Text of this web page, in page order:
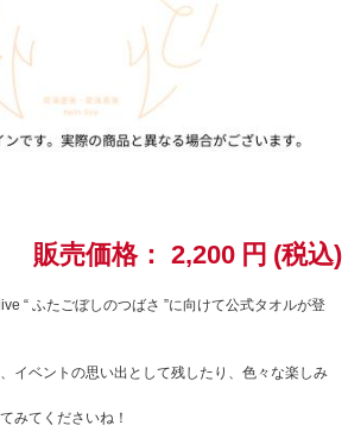
‼
販売価格： 2,200 円 (税込)
“ ふたごぼしのつばさ ”に向けて公式タオルが登
イベントの思い出として残したり、色々な楽しみ
みてくださいね！